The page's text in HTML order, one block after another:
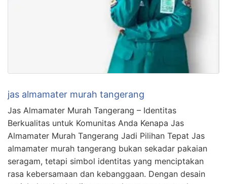
jas almamater murah tangerang
Jas Almamater Murah Tangerang – Identitas
Berkualitas untuk Komunitas Anda Kenapa Jas
Almamater Murah Tangerang Jadi Pilihan Tepat Jas
almamater murah tangerang bukan sekadar pakaian
seragam, tetapi simbol identitas yang menciptakan
rasa kebersamaan dan kebanggaan. Dengan desain